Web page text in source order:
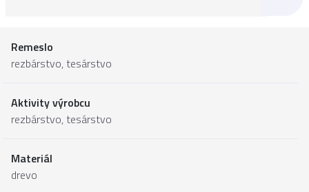
Remeslo
rezbárstvo, tesárstvo
Aktivity výrobcu
rezbárstvo, tesárstvo
Materiál
drevo